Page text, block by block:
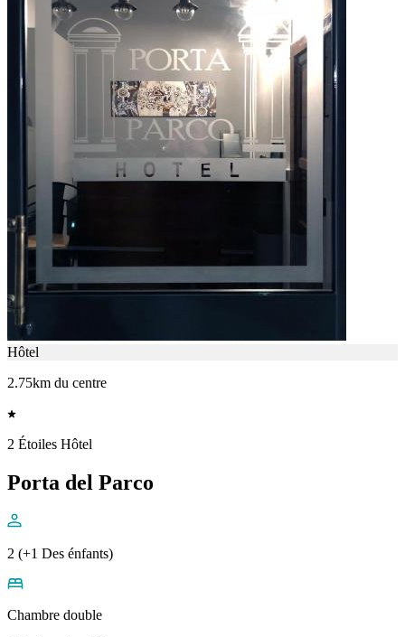
Hôtel
2.75km du centre
2 Étoiles Hôtel
Porta del Parco
2 (+1 Des énfants)
Chambre double